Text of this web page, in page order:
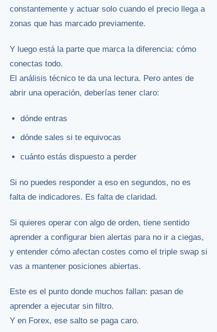
constantemente y actuar solo cuando el precio llega a
zonas que has marcado previamente.
Y luego está la parte que marca la diferencia: cómo
conectas todo.
El análisis técnico te da una lectura. Pero antes de
abrir una operación, deberías tener claro:
dónde entras
dónde sales si te equivocas
cuánto estás dispuesto a perder
Si no puedes responder a eso en segundos, no es
falta de indicadores. Es falta de claridad.
Si quieres operar con algo de orden, tiene sentido
aprender a configurar bien alertas para no ir a ciegas,
y entender cómo afectan costes como el triple swap si
vas a mantener posiciones abiertas.
Este es el punto donde muchos fallan: pasan de
aprender a ejecutar sin filtro.
Y en Forex, ese salto se paga caro.